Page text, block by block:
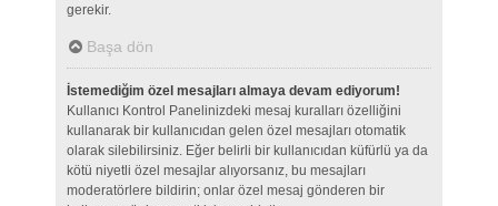
gerekir.
Başa dön
İstemediğim özel mesajları almaya devam ediyorum!
Kullanıcı Kontrol Panelinizdeki mesaj kuralları özelliğini
kullanarak bir kullanıcıdan gelen özel mesajları otomatik
olarak silebilirsiniz. Eğer belirli bir kullanıcıdan küfürlü ya da
kötü niyetli özel mesajlar alıyorsanız, bu mesajları
moderatörlere bildirin; onlar özel mesaj gönderen bir